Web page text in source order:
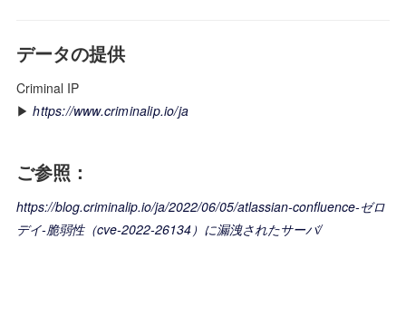
データの提供
Criminal IP
▶https://www.criminalip.io/ja
ご参照：
https://blog.criminalip.io/ja/2022/06/05/atlassian-confluence-ゼロ
デイ-脆弱性（cve-2022-26134）に漏洩されたサーバ/